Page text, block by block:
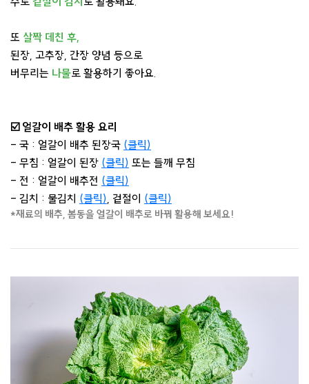
또 살짝 데친 후,
된장, 고추장, 간장 양념 등으로
버무리는 나물로 활용하기 좋아요.
☑️ 얼갈이 배추 활용 요리
- 국 : 얼갈이 배추 된장국 (클릭)
- 무침 : 얼갈이 된장 (클릭) 또는 들깨 무침
- 전 : 얼갈이 배추전 (클릭)
- 김치 : 물김치 (클릭) , 겉절이 (클릭)
*재료의 배추, 봄동을 얼갈이 배추로 바꿔 활용해 보세요!